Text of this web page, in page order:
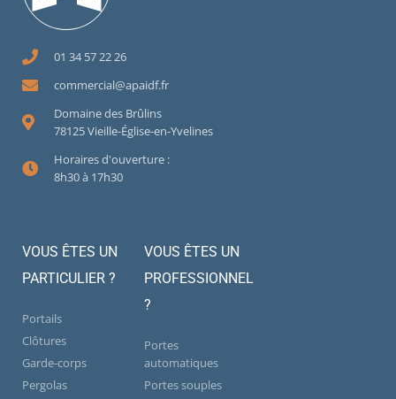
01 34 57 22 26
commercial@apaidf.fr
Domaine des Brûlins
78125 Vieille-Église-en-Yvelines
Horaires d'ouverture :
8h30 à 17h30
VOUS ÊTES UN
PARTICULIER ?
Portails
Clôtures
Garde-corps
Pergolas
VOUS ÊTES UN
PROFESSIONNEL
?
Portes
automatiques
Portes souples